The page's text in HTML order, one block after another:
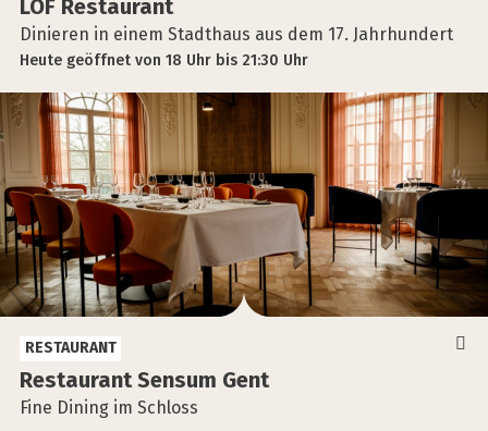
LOF Restau­rant
Dinieren in einem Stadthaus aus dem 17. Jahrhundert
Heute geöffnet von 18 Uhr bis 21:30 Uhr
Restau­rant Sen­sum Gent
Fine Dining im Schloss
RESTAURANT